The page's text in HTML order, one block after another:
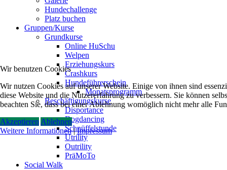
Hundechallenge
Platz buchen
Gruppen/Kurse
Grundkurse
Online HuSchu
Welpen
Erziehungskurs
Crashkurs
Hundeführerschein
Monatsprogramm
Beschäftigungskurse
Disportance
Dogdancing
Schnüffelstunde
Utrility
Outrility
PräMoTo
Social Walk
Wir benutzen Cookies
Wir nutzen Cookies auf unserer Website. Einige von ihnen sind
diese Website und die Nutzererfahrung zu verbessern. Sie können
beachten Sie, dass bei einer Ablehnung womöglich nicht mehr alle
Akzeptieren Ablehnen
Weitere Informationen|Impressum